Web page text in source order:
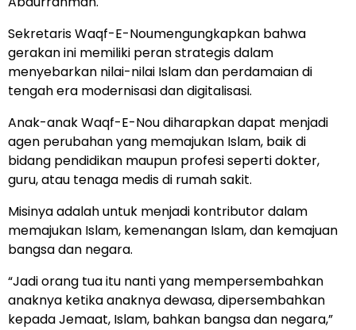
Sekretaris Waqf-E-Noumengungkapkan bahwa
gerakan ini memiliki peran strategis dalam
menyebarkan nilai-nilai Islam dan perdamaian di
tengah era modernisasi dan digitalisasi.
Anak-anak Waqf-E-Nou diharapkan dapat menjadi
agen perubahan yang memajukan Islam, baik di
bidang pendidikan maupun profesi seperti dokter,
guru, atau tenaga medis di rumah sakit.
Misinya adalah untuk menjadi kontributor dalam
memajukan Islam, kemenangan Islam, dan kemajuan
bangsa dan negara.
“Jadi orang tua itu nanti yang mempersembahkan
anaknya ketika anaknya dewasa, dipersembahkan
kepada Jemaat, Islam, bahkan bangsa dan negara,”